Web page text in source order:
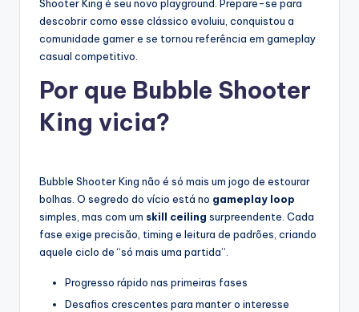
Shooter King é seu novo playground. Prepare-se para
descobrir como esse clássico evoluiu, conquistou a
comunidade gamer e se tornou referência em gameplay
casual competitivo.
Por que Bubble Shooter
King vicia?
Bubble Shooter King não é só mais um jogo de estourar
bolhas. O segredo do vício está no gameplay loop
simples, mas com um skill ceiling surpreendente. Cada
fase exige precisão, timing e leitura de padrões, criando
aquele ciclo de “só mais uma partida”.
Progresso rápido nas primeiras fases
Desafios crescentes para manter o interesse